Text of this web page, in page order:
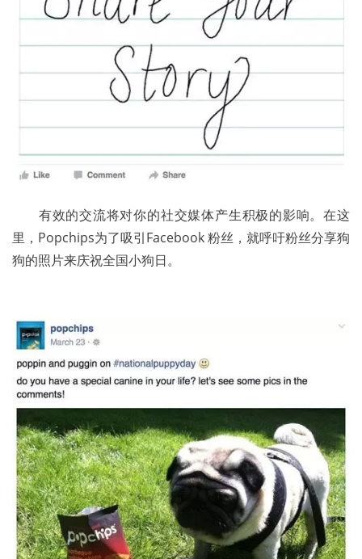
里，Popchips为了吸引Facebook 粉丝，就呼吁粉丝分享狗
狗的照片来庆祝全国小狗日。